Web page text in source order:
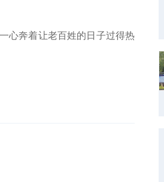
心奔着让老百姓的日子过得热